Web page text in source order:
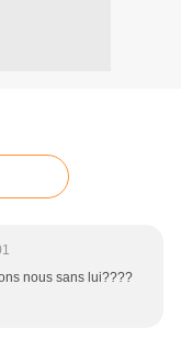
nous sans lui????